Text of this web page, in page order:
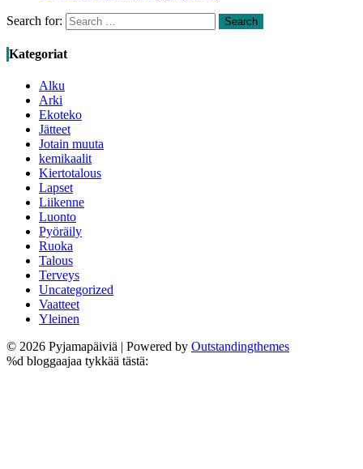
Search for: Search
Kategoriat
Alku
Arki
Ekoteko
Jätteet
Jotain muuta
kemikaalit
Kiertotalous
Lapset
Liikenne
Luonto
Pyöräily
Ruoka
Talous
Terveys
Uncategorized
Vaatteet
Yleinen
© 2026 Pyjamapäiviä | Powered by Outstandingthemes
%d bloggaajaa tykkää tästä: